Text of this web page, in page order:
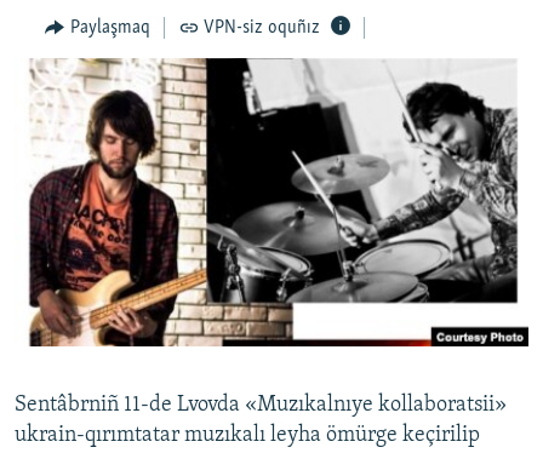
İNSAN AQLARI
VİDEO
SÜRET
BLOGLAR
FİKİR
Русский
Українською
Paylaşmaq VPN-siz oquñız
Sentâbrniñ 11-de Lvovda «Muzıkalnıye kollaboratsii»
ukrain-qırımtatar muzıkalı leyha ömürge keçirilip